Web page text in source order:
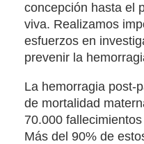
concepción hasta el
viva. Realizamos
esfuerzos en
prevenir la
La hemorragia post-
de mortalidad
70.000
Más del 90% de